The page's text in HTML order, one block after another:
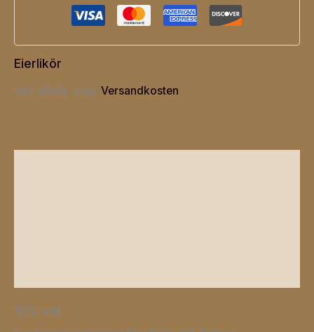
Eierlikör
inkl. MwSt. zzgl. Versandkosten
15% vol